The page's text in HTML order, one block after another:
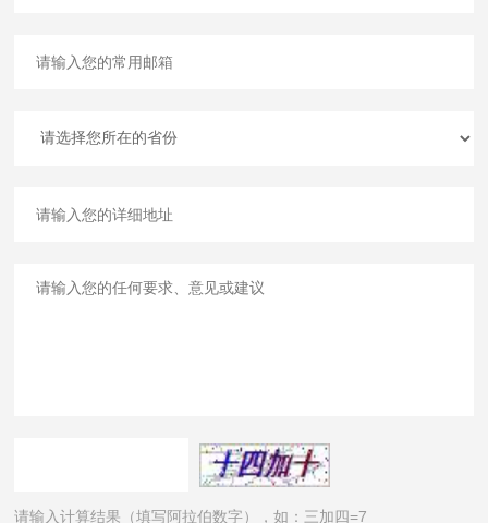
请输入计算结果（填写阿拉伯数字），如：三加四=7